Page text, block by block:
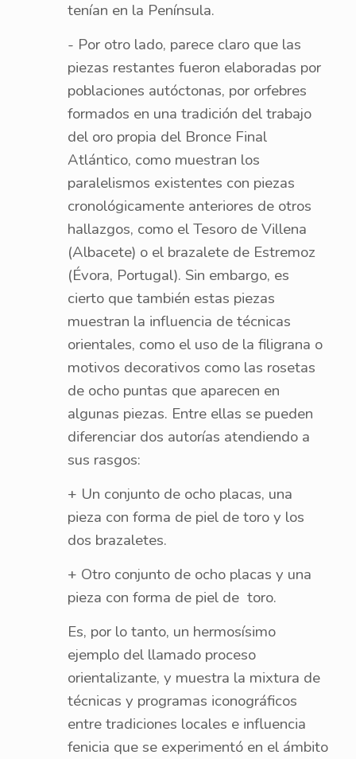
tenían en la Península.
- Por otro lado, parece claro que las
piezas restantes fueron elaboradas por
poblaciones autóctonas, por orfebres
formados en una tradición del trabajo
del oro propia del Bronce Final
Atlántico, como muestran los
paralelismos existentes con piezas
cronológicamente anteriores de otros
hallazgos, como el Tesoro de Villena
(Albacete) o el brazalete de Estremoz
(Évora, Portugal). Sin embargo, es
cierto que también estas piezas
muestran la influencia de técnicas
orientales, como el uso de la filigrana o
motivos decorativos como las rosetas
de ocho puntas que aparecen en
algunas piezas. Entre ellas se pueden
diferenciar dos autorías atendiendo a
sus rasgos:
+ Un conjunto de ocho placas, una
pieza con forma de piel de toro y los
dos brazaletes.
+ Otro conjunto de ocho placas y una
pieza con forma de piel de toro.
Es, por lo tanto, un hermosísimo
ejemplo del llamado proceso
orientalizante, y muestra la mixtura de
técnicas y programas iconográficos
entre tradiciones locales e influencia
fenicia que se experimentó en el ámbito